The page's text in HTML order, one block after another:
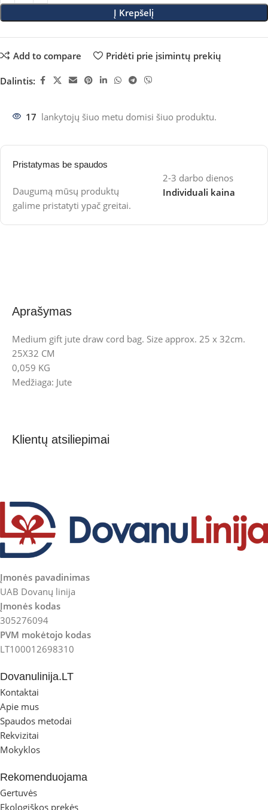
Į Krepšelį
Add to compare Pridėti prie įsimintų prekių
Dalintis:
17 lankytojų šiuo metu domisi šiuo produktu.
Pristatymas be spaudos
Daugumą mūsų produktų
galime pristatyti ypač greitai.
2-3 darbo dienos
Individuali kaina
Aprašymas
Medium gift jute draw cord bag. Size approx. 25 x 32cm.
25X32 CM
0,059 KG
Medžiaga: Jute
Klientų atsiliepimai
Įmonės pavadinimas
UAB Dovanų linija
Įmonės kodas
305276094
PVM mokėtojo kodas
LT100012698310
Dovanulinija.LT
Kontaktai
Apie mus
Spaudos metodai
Rekvizitai
Mokyklos
Rekomenduojama
Gertuvės
Ekologiškos prekės